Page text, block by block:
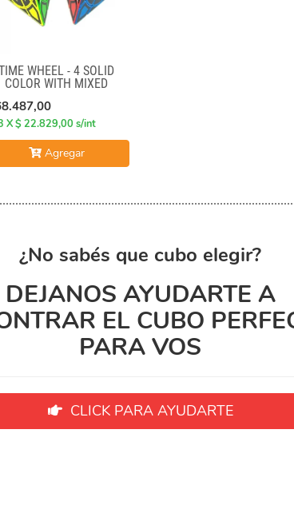
WHEEL - 4 SOLID
COLOR WITH MIXED
X $ 22.829,00 s/int
Agregar
¿No sabés que cubo elegir?
DEJANOS AYUDARTE A
EL CUBO
PARA VOS
CLICK PARA AYUDARTE